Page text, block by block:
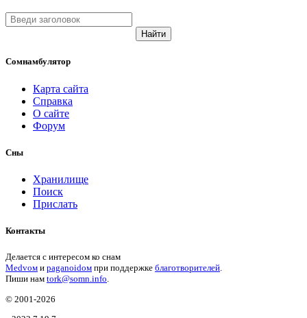
Найти
Сомнамбулятор
Карта сайта
Справка
О сайте
Форум
Сны
Хранилище
Поиск
Прислать
Контакты
Делается с интересом ко снам
Medvом и paganoidом при поддержке благотворителей.
Пиши нам tork@somn.info.
© 2001 -2026